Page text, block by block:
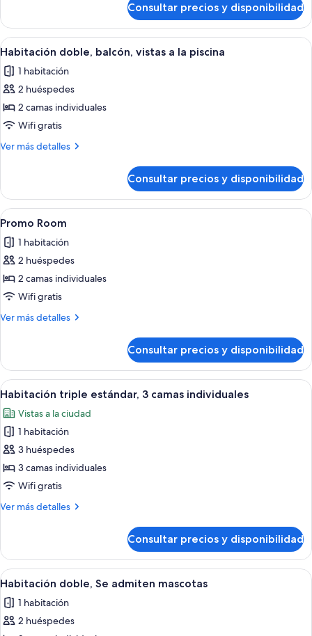
la
piscina
estándar,
balcón,
vistas
la
piscina
Consultar precios y disponibilidad
Abrir
todas
las
fotos
de
Habitación
doble,
a
la
piscina
Habitación de hotel con dos camas,
11
Habitación doble, balcón, vistas a la piscina
1 habitación
2 huéspedes
2 camas individuales
Wifi gratis
Ver más detalles
Más
doble,
balcón,
vistas
la
piscina
Consultar precios y disponibilidad
Abrir
todas
las
fotos
de
Promo
Room
Habitación de hotel ordenada con
6
Promo Room
1 habitación
2 huéspedes
2 camas individuales
Wifi gratis
Ver más detalles
Más
Room
Consultar precios y disponibilidad
Abrir
todas
las
fotos
de
Habitación
triple
3
Habitación triple estándar, 3 camas
4
Habitación triple estándar, 3 camas individuales
Vistas a la ciudad
1 habitación
3 huéspedes
3 camas individuales
Wifi gratis
Ver más detalles
Más
triple
estándar,
3
individuales
Consultar precios y disponibilidad
Abrir
todas
las
fotos
Habitación doble, Se admiten
4
Habitación doble, Se admiten mascotas
1 habitación
2 huéspedes